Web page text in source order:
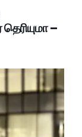
தெரியுமா –